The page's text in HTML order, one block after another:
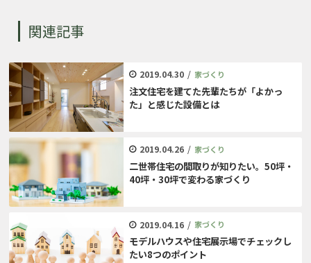
関連記事
2019.04.30 / 家づくり
注文住宅を建てた先輩たちが「よかっ
た」と感じた設備とは
2019.04.26 / 家づくり
二世帯住宅の間取りが知りたい。50坪・
40坪・30坪で変わる家づくり
2019.04.16 / 家づくり
モデルハウスや住宅展示場でチェックし
たい8つのポイント